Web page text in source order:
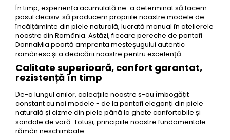
În timp, experiența acumulată ne-a determinat să facem
pasul decisiv: să producem propriile noastre modele de
încălțăminte din piele naturală, lucrată manual în atelierele
noastre din România. Astăzi, fiecare pereche de pantofi
DonnaMia poartă amprenta meșteșugului autentic
românesc și a dedicării noastre pentru excelență.
Calitate superioară, confort garantat,
rezistență în timp
De-a lungul anilor, colecțiile noastre s-au îmbogățit
constant cu noi modele - de la pantofi eleganți din piele
naturală și cizme din piele până la ghete confortabile și
sandale de vară. Totuși, principiile noastre fundamentale
rămân neschimbate: